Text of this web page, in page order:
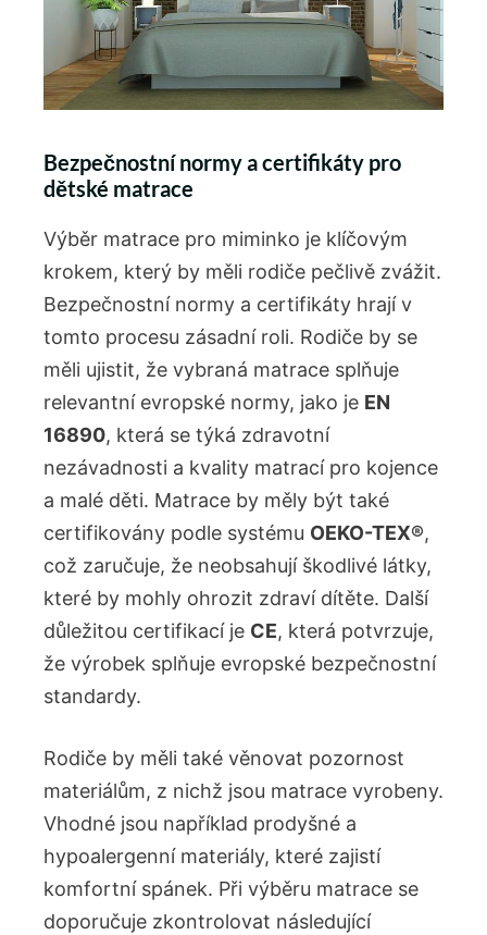
Bezpečnostní normy a certifikáty pro
dětské matrace
Výběr matrace pro miminko je klíčovým
krokem, který by měli rodiče pečlivě ⁣zvážit.
Bezpečnostní normy a certifikáty hrají v
tomto procesu⁤ zásadní roli. Rodiče by se
měli ujistit, že vybraná matrace⁣ splňuje
relevantní evropské​ normy, jako je EN
16890, ⁢která se​ týká zdravotní
nezávadnosti a kvality matrací pro kojence
a malé děti. Matrace by měly být také
certifikovány podle systému OEKO-TEX®,
což zaručuje,​ že neobsahují škodlivé látky,
které by mohly ⁣ohrozit zdraví dítěte. Další
důležitou certifikací je CE, která potvrzuje,
že výrobek splňuje evropské bezpečnostní
standardy.
Rodiče by ⁢měli také ⁢věnovat pozornost
⁢materiálům, z nichž jsou matrace ​vyrobeny.
Vhodné jsou například prodyšné​ a
⁢hypoalergenní materiály, které zajistí
komfortní spánek. Při výběru matrace⁤ se
doporučuje ⁢zkontrolovat následující